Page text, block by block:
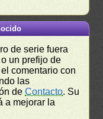
de serie fuera
un prefijo de
comentario con
las
deContacto. Su
a mejorar la